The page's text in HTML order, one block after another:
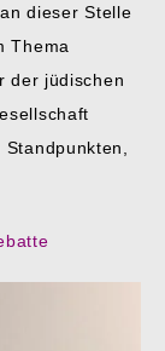
dieser Stelle
Thema
der jüdischen